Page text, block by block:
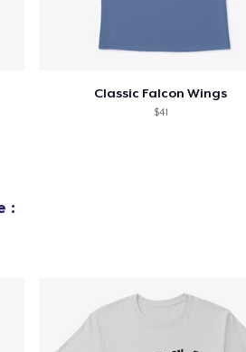
Classic Falcon Wings
$41
: